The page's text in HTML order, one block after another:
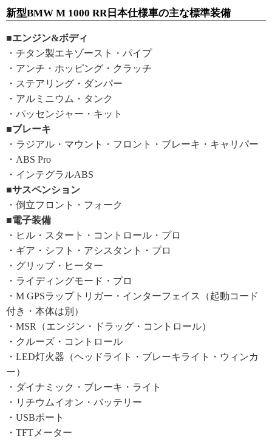
新型BMW M 1000 RR日本仕様車の主な標準装備
■エンジン&ボディ
・チタン製エキゾースト・パイプ
・アンチ・ホッピング・クラッチ
・ステアリング・ダンパー
・アルミニウム・タンク
・パッセンジャー・キット
■ブレーキ
・ラジアル・マウント・フロント・ブレーキ・キャリパー
・ABS Pro
・インテグラルABS
■サスペンション
・倒立フロント・フォーク
■電子装備
・ヒル・スタート・コントロール・プロ
・ギア・シフト・アシスタント・プロ
・グリップ・ヒーター
・ライディングモード・プロ
・M GPSラップトリガー・インターフェイス（起動コード
付き・本体は別）
・MSR（エンジン・ドラッグ・コントロール）
・クルーズ・コントロール
・LED灯火器（ヘッドライト・ブレーキライト・ウィンカ
ー）
・ダイナミック・ブレーキ・ライト
・リチウムイオン・バッテリー
・USBポート
・TFTメーター